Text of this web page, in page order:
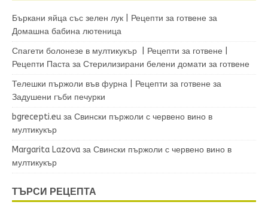
Бъркани яйца със зелен лук | Рецепти за готвене за
Домашна бабина лютеница
Спагети болонезе в мултикукър | Рецепти за готвене |
Рецепти Паста за Стерилизирани белени домати за готвене
Телешки пържоли във фурна | Рецепти за готвене за
Задушени гъби печурки
bgrecepti.eu за Свински пържоли с червено вино в
мултикукър
Margarita Lazova за Свински пържоли с червено вино в
мултикукър
ТЪРСИ РЕЦЕПТА